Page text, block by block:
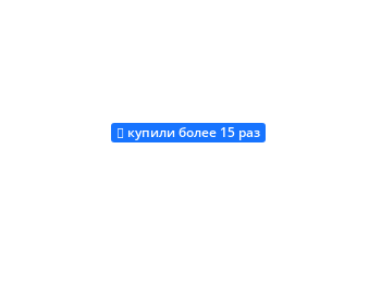
Купить
купили более 15 раз